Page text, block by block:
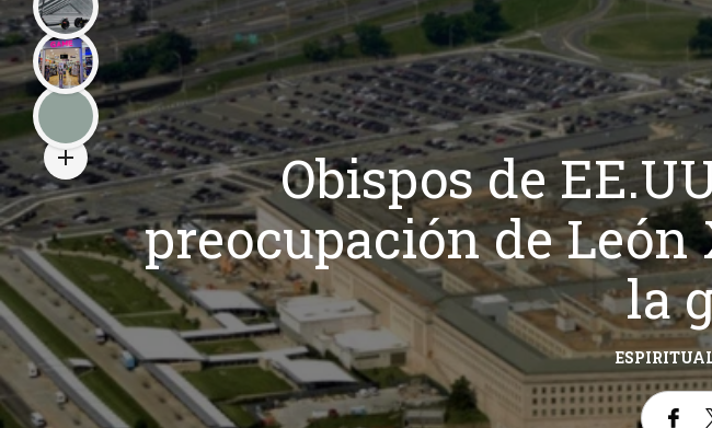
Obispos de
preocupación de
la